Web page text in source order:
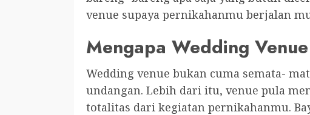
venue supaya pernikahanmu berjalan
Mengapa Wedding
Wedding venue bukan cuma semata-
undangan. Lebih dari itu, venue pula
totalitas dari kegiatan pernikahanmu.